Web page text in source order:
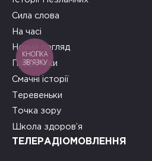
Сила слова
На часі
Новий погляд
Подружки
Смачні історії
Теревеньки
Точка зору
Школа здоров’я
ТЕЛЕРАДІОМОВЛЕННЯ
КНОПКА
ЗВ'ЯЗКУ